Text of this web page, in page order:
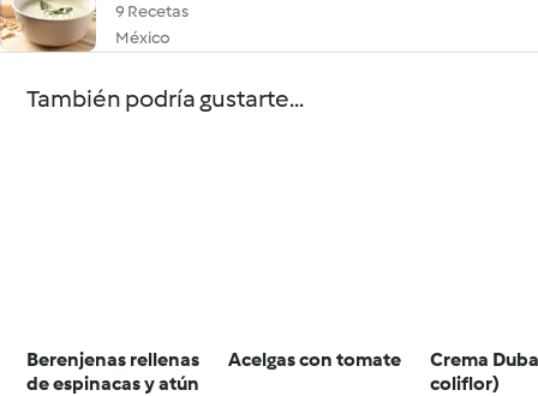
9 Recetas
México
También podría gustarte...
Berenjenas rellenas
de espinacas y atún
Acelgas con tomate
Crema
coliflor)